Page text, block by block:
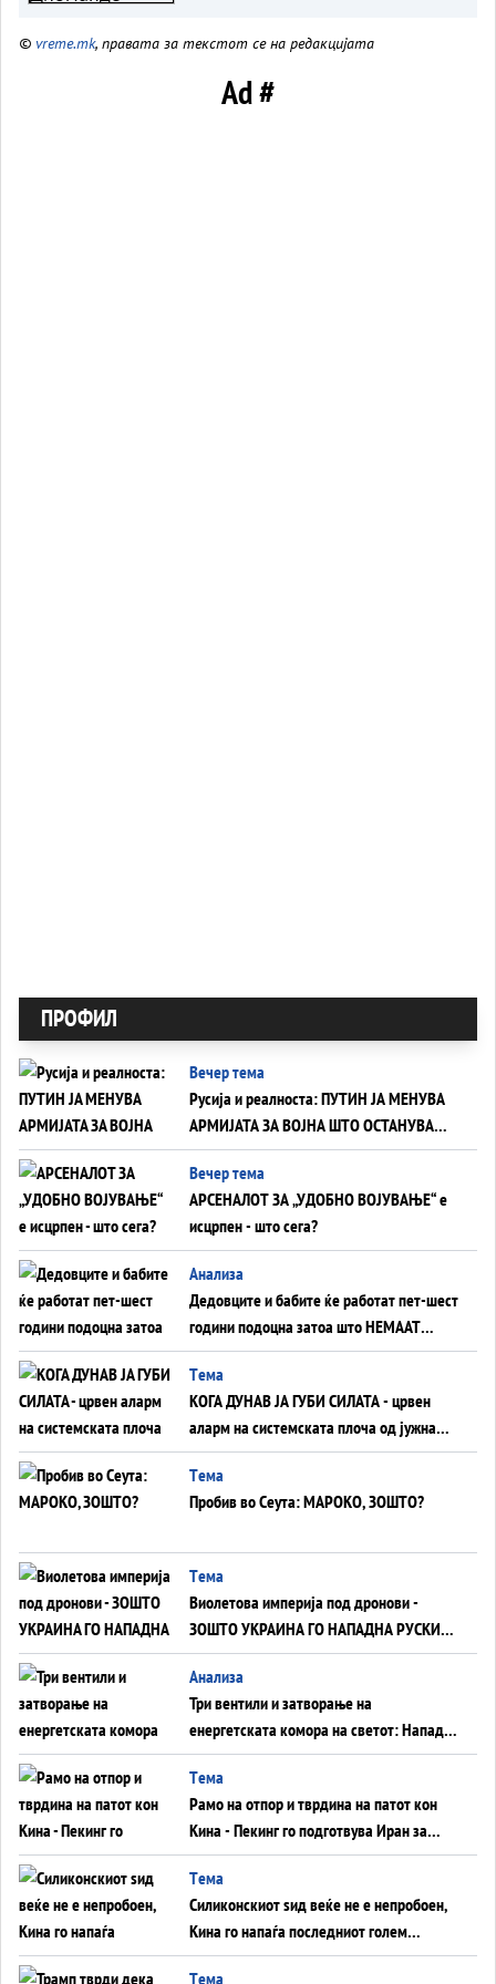
© vreme.mk, правата за текстот се на редакцијата
Ad #
ПРОФИЛ
Вечер тема
Русија и реалноста: ПУТИН ЈА МЕНУВА
АРМИЈАТА ЗА ВОЈНА ШТО ОСТАНУВА
БЕЗ ФРОНТ
Вечер тема
АРСЕНАЛОТ ЗА „УДОБНО ВОЈУВАЊЕ“ е
исцрпен - што сега?
Анализа
Дедовците и бабите ќе работат пет-шест
години подоцна затоа што НЕМААТ
ВНУЦИ ДА ГИ ЗАМЕНАТ
Tема
КОГА ДУНАВ ЈА ГУБИ СИЛАТА - црвен
аларм на системската плоча од јужна
Германија до Црното Море...
Tема
Пробив во Сеута: МАРОКО, ЗОШТО?
Tема
Виолетова империја под дронови -
ЗОШТО УКРАИНА ГО НАПАДНА РУСКИОТ
WILDBERRIES
Aнализа
Три вентили и затворање на
енергетската комора на светот: Нападот
во Суец најавува глобален енергетски
инфаркт?
Tема
Рамо на отпор и тврдина на патот кон
Кина - Пекинг го подготвува Иран за
американска копнена инвазија
Tема
Силиконскиот ѕид веќе не е непробоен,
Кина го напаѓа последниот голем
монопол на Западот?
Tема